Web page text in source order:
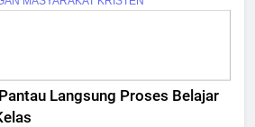
Langsung Proses Belajar